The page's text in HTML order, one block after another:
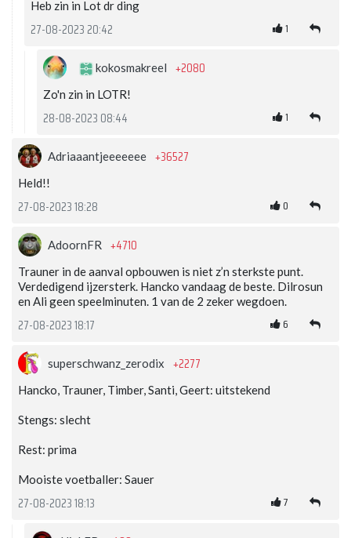
Heb zin in Lot dr ding
27-08-2023 20:42 1
kokosmakreel +2080
Zo'n zin in LOTR!
28-08-2023 08:44 1
Adriaaantjeeeeeee +36527
Held!!
27-08-2023 18:28 0
AdoornFR +4710
Trauner in de aanval opbouwen is niet z’n sterkste punt.
Verdedigend ijzersterk. Hancko vandaag de beste. Dilrosun
en Ali geen speelminuten. 1 van de 2 zeker wegdoen.
27-08-2023 18:17 6
superschwanz_zerodix +2277
Hancko, Trauner, Timber, Santi, Geert: uitstekend
Stengs: slecht
Rest: prima
Mooiste voetballer: Sauer
27-08-2023 18:13 7